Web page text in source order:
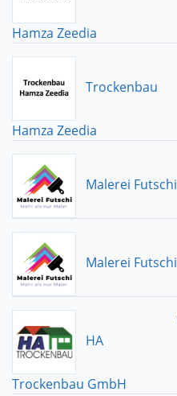
Hamza Zeedia
Trockenbau
Hamza Zeedia
Malerei Futschi
Malerei Futschi
HA
Trockenbau GmbH